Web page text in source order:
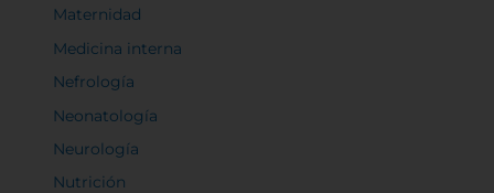
Maternidad
Medicina interna
Nefrología
Neonatología
Neurología
Nutrición